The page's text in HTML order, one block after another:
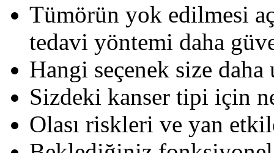
Tümörün yok edilmesi
tedavi yöntemi daha
Hangi seçenek size
Sizdeki kanser tipi için
Olası riskleri ve yan